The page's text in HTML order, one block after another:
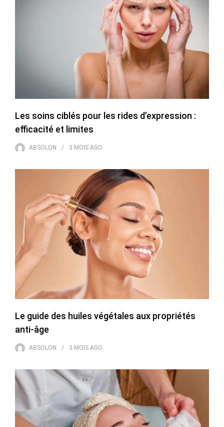
Les soins ciblés pour les rides d’expression :
efficacité et limites
ABSOLON 3 MOIS AGO
Le guide des huiles végétales aux propriétés
anti-âge
ABSOLON 3 MOIS AGO